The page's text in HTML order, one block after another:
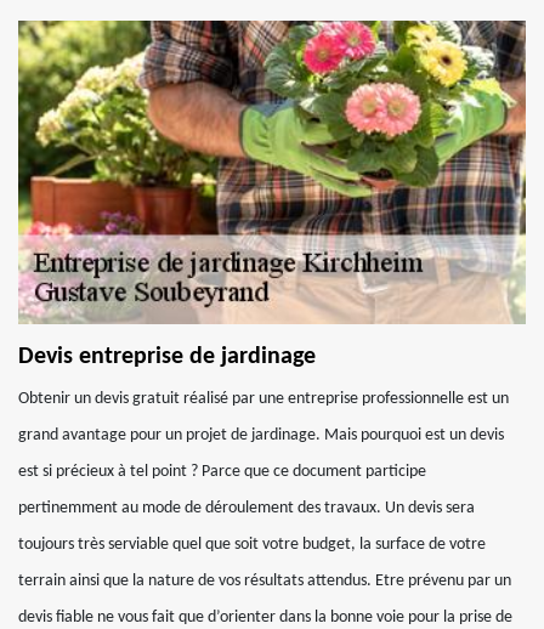
Devis entreprise de jardinage
Obtenir un devis gratuit réalisé par une entreprise professionnelle est un
grand avantage pour un projet de jardinage. Mais pourquoi est un devis
est si précieux à tel point ? Parce que ce document participe
pertinemment au mode de déroulement des travaux. Un devis sera
toujours très serviable quel que soit votre budget, la surface de votre
terrain ainsi que la nature de vos résultats attendus. Etre prévenu par un
devis fiable ne vous fait que d’orienter dans la bonne voie pour la prise de